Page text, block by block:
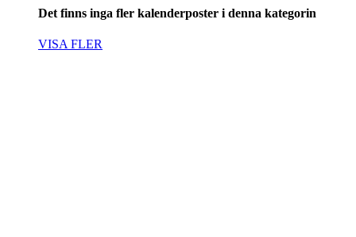
Det finns inga fler kalenderposter i denna kategorin
VISA FLER